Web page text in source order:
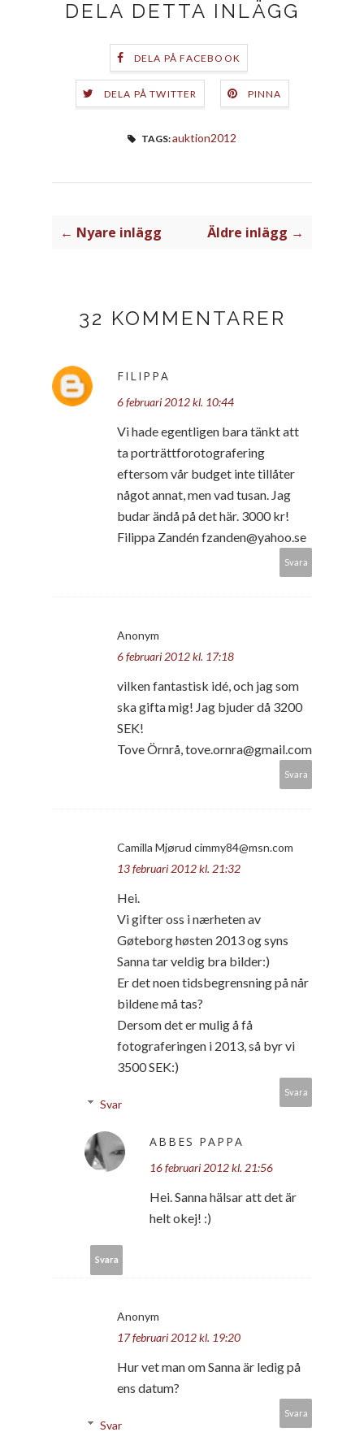
DELA DETTA INLÄGG
DELA PÅ FACEBOOK
DELA PÅ TWITTER PINNA
TAGS:auktion2012
← Nyare inlägg Äldre inlägg →
32 KOMMENTARER
FILIPPA
6 februari 2012 kl. 10:44
Vi hade egentligen bara tänkt att
ta porträttforotografering
eftersom vår budget inte tillåter
något annat, men vad tusan. Jag
budar ändå på det här. 3000 kr!
Filippa Zandén fzanden@yahoo.se
Svara
Anonym
6 februari 2012 kl. 17:18
vilken fantastisk idé, och jag som
ska gifta mig! Jag bjuder då 3200
SEK!
Tove Örnrå, tove.ornra@gmail.com
Svara
Camilla Mjørud cimmy84@msn.com
13 februari 2012 kl. 21:32
Hei.
Vi gifter oss i nærheten av
Gøteborg høsten 2013 og syns
Sanna tar veldig bra bilder:)
Er det noen tidsbegrensning på når
bildene må tas?
Dersom det er mulig å få
fotograferingen i 2013, så byr vi
3500 SEK:)
Svara
Svar
ABBES PAPPA
16 februari 2012 kl. 21:56
Hei. Sanna hälsar att det är
helt okej! :)
Svara
Anonym
17 februari 2012 kl. 19:20
Hur vet man om Sanna är ledig på
ens datum?
Svara
Svar